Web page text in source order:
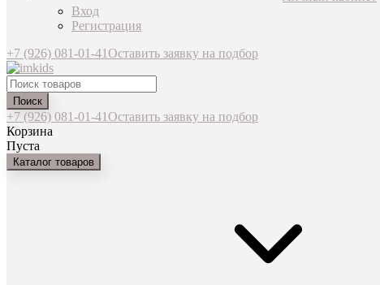
Вход
Регистрация
+7 (926) 081-01-41Оставить заявку на подбор
Поиск
+7 (926) 081-01-41Оставить заявку на подбор
Корзина
Пуста
Каталог товаров